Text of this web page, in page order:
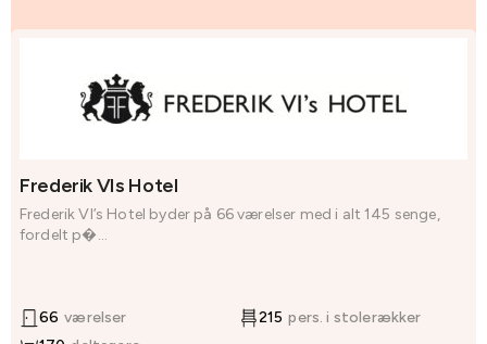
Frederik VIs Hotel
Frederik VI’s Hotel byder på 66 værelser med i alt 145 senge,
fordelt p�...
66 værelser 215 pers. i stolerækker